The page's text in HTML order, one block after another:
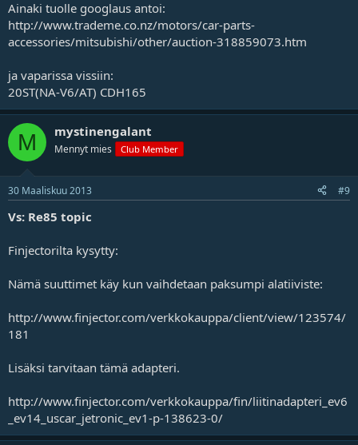
Ainaki tuolle googlaus antoi:
http://www.trademe.co.nz/motors/car-parts-
accessories/mitsubishi/other/auction-318859073.htm
ja vaparissa vissiin:
20ST(NA-V6/AT) CDH165
M mystinengalant
Mennyt mies Club Member
30 Maaliskuu 2013 #9
Vs: Re85 topic
Finjectorilta kysytty:
Nämä suuttimet käy kun vaihdetaan paksumpi alatiiviste:
http://www.finjector.com/verkkokauppa/client/view/123574/
181
Lisäksi tarvitaan tämä adapteri.
http://www.finjector.com/verkkokauppa/fin/liitinadapteri_ev6
_ev14_uscar_jetronic_ev1-p-138623-0/